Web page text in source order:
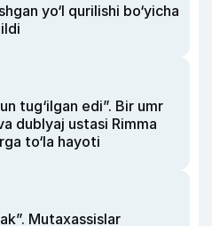
yo‘l qurilishi bo‘yicha
tug‘ilgan edi”. Bir umr
dublyaj ustasi Rimma
to‘la hayoti
Mutaxassislar